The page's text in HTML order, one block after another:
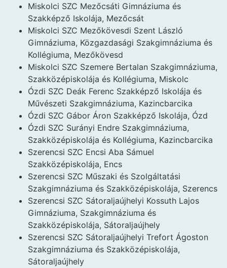
Miskolci SZC Mezőcsáti Gimnáziuma és
Szakképző Iskolája, Mezőcsát
Miskolci SZC Mezőkövesdi Szent László
Gimnáziuma, Közgazdasági Szakgimnáziuma és
Kollégiuma, Mezőkövesd
Miskolci SZC Szemere Bertalan Szakgimnáziuma,
Szakközépiskolája és Kollégiuma, Miskolc
Ózdi SZC Deák Ferenc Szakképző Iskolája és
Művészeti Szakgimnáziuma, Kazincbarcika
Ózdi SZC Gábor Áron Szakképző Iskolája, Ózd
Ózdi SZC Surányi Endre Szakgimnáziuma,
Szakközépiskolája és Kollégiuma, Kazincbarcika
Szerencsi SZC Encsi Aba Sámuel
Szakközépiskolája, Encs
Szerencsi SZC Műszaki és Szolgáltatási
Szakgimnáziuma és Szakközépiskolája, Szerencs
Szerencsi SZC Sátoraljaújhelyi Kossuth Lajos
Gimnáziuma, Szakgimnáziuma és
Szakközépiskolája, Sátoraljaújhely
Szerencsi SZC Sátoraljaújhelyi Trefort Ágoston
Szakgimnáziuma és Szakközépiskolája,
Sátoraljaújhely